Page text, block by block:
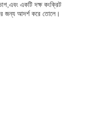
একটি দক্ষ কংক্রিট
জন্য আদর্শ করে তোলে।